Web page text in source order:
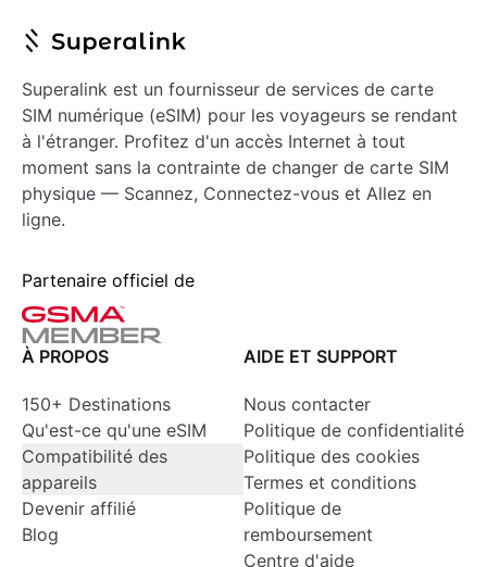
Superalink est un fournisseur de services de carte
SIM numérique (eSIM) pour les voyageurs se rendant
à l'étranger. Profitez d'un accès Internet à tout
moment sans la contrainte de changer de carte SIM
physique — Scannez, Connectez-vous et Allez en
ligne.
Partenaire officiel de
À PROPOS
150+ Destinations
Qu'est-ce qu'une eSIM
Compatibilité des
appareils
Devenir affilié
Blog
AIDE ET SUPPORT
Nous contacter
Politique de confidentialité
Politique des cookies
Termes et conditions
Politique de
remboursement
Centre d'aide